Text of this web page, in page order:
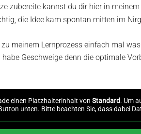
zubereite kannst du dir hier in meinem
die Idee kam spontan mitten im
meinem Lernprozess einfach mal
Geschweige denn die optimale
einen Platzhalterinhalt von Standard. Um
unten. Bitte beachten Sie, dass dabei